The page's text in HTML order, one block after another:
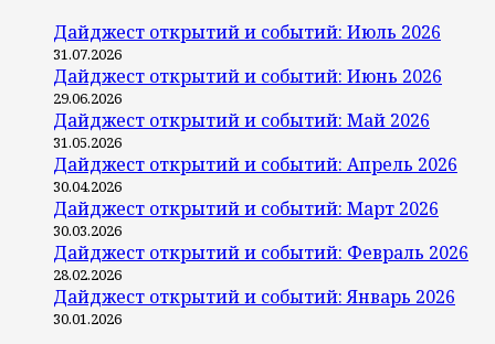
Дайджест открытий и событий: Июль 2026
31.07.2026
Дайджест открытий и событий: Июнь 2026
29.06.2026
Дайджест открытий и событий: Май 2026
31.05.2026
Дайджест открытий и событий: Апрель 2026
30.04.2026
Дайджест открытий и событий: Март 2026
30.03.2026
Дайджест открытий и событий: Февраль 2026
28.02.2026
Дайджест открытий и событий: Январь 2026
30.01.2026